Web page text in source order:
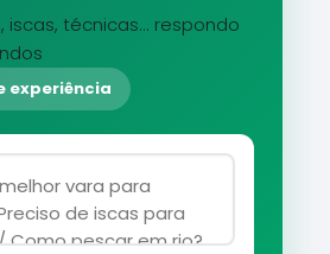
iscas, técnicas... respondo
experiência